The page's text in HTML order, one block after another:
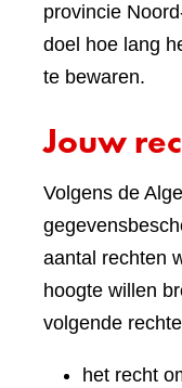
provincie
doel hoe lang
te bewaren.
Jouw
Volgens de
aantal rechten
hoogte willen
volgende
het recht